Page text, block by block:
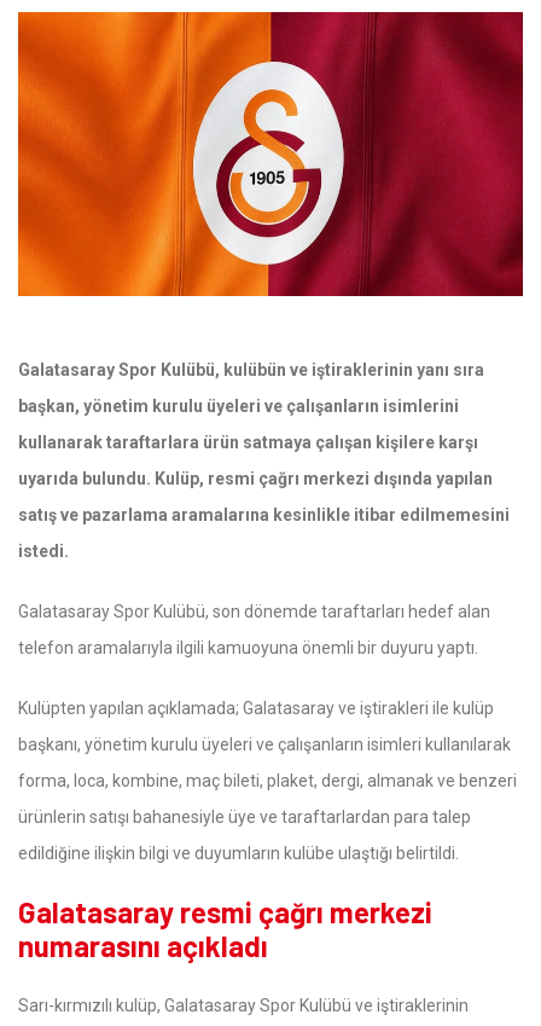
Galatasaray Spor Kulübü, kulübün ve iştiraklerinin yanı sıra
başkan, yönetim kurulu üyeleri ve çalışanların isimlerini
kullanarak taraftarlara ürün satmaya çalışan kişilere karşı
uyarıda bulundu. Kulüp, resmi çağrı merkezi dışında yapılan
satış ve pazarlama aramalarına kesinlikle itibar edilmemesini
istedi.
Galatasaray Spor Kulübü, son dönemde taraftarları hedef alan
telefon aramalarıyla ilgili kamuoyuna önemli bir duyuru yaptı.
Kulüpten yapılan açıklamada; Galatasaray ve iştirakleri ile kulüp
başkanı, yönetim kurulu üyeleri ve çalışanların isimleri kullanılarak
forma, loca, kombine, maç bileti, plaket, dergi, almanak ve benzeri
ürünlerin satışı bahanesiyle üye ve taraftarlardan para talep
edildiğine ilişkin bilgi ve duyumların kulübe ulaştığı belirtildi.
Galatasaray resmi çağrı merkezi
numarasını açıkladı
Sarı-kırmızılı kulüp, Galatasaray Spor Kulübü ve iştiraklerinin